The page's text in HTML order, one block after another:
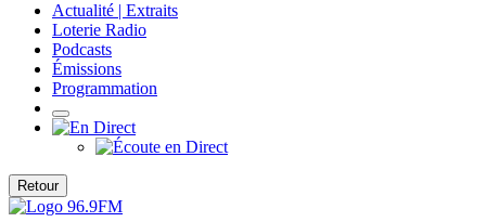
Actualité | Extraits
Loterie Radio
Podcasts
Émissions
Programmation
Retour